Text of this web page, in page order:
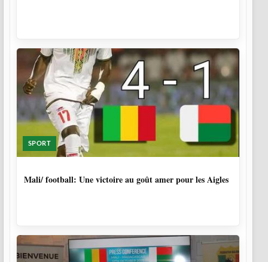
SPORT
Mali/ football: Une victoire au goût amer pour les Aigles